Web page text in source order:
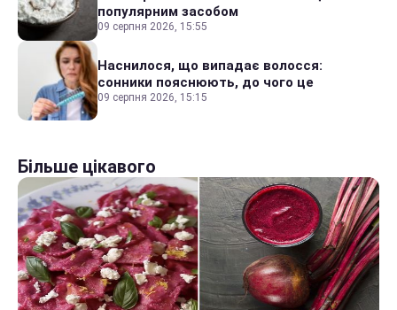
популярним засобом
09 серпня 2026, 15:55
Наснилося, що випадає волосся:
сонники пояснюють, до чого це
09 серпня 2026, 15:15
Більше цікавого